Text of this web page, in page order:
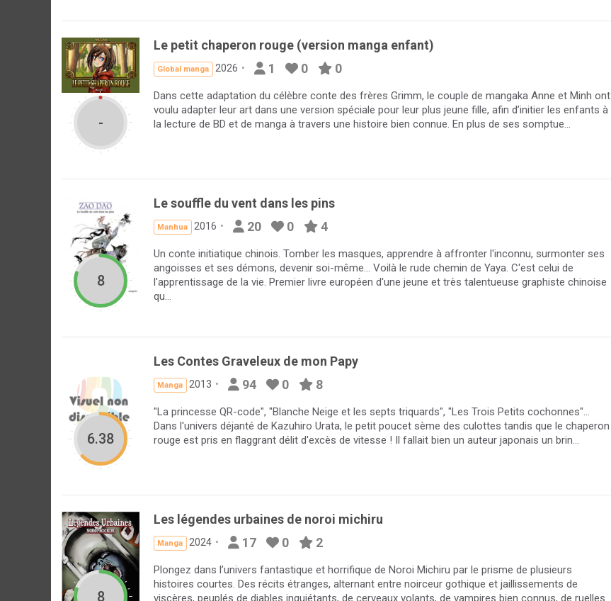
-
Le petit chaperon rouge (version manga enfant)
Global manga 2026 1 0 0
Dans cette adaptation du célèbre conte des frères Grimm, le couple de mangaka Anne et Minh ont
voulu adapter leur art dans une version spéciale pour leur plus jeune fille, afin d’initier les enfants à
la lecture de BD et de manga à travers une histoire bien connue. En plus de ses somptue...
8
Le souffle du vent dans les pins
Manhua 2016 20 0 4
Un conte initiatique chinois. Tomber les masques, apprendre à affronter l'inconnu, surmonter ses
angoisses et ses démons, devenir soi-même... Voilà le rude chemin de Yaya. C'est celui de
l'apprentissage de la vie. Premier livre européen d'une jeune et très talentueuse graphiste chinoise
qu...
6.38
Les Contes Graveleux de mon Papy
Manga 2013 94 0 8
"La princesse QR-code", "Blanche Neige et les septs triquards", "Les Trois Petits cochonnes"…
Dans l'univers déjanté de Kazuhiro Urata, le petit poucet sème des culottes tandis que le chaperon
rouge est pris en flaggrant délit d'excès de vitesse ! Il fallait bien un auteur japonais un brin...
8
Les légendes urbaines de noroi michiru
Manga 2024 17 0 2
Plongez dans l’univers fantastique et horrifique de Noroi Michiru par le prisme de plusieurs
histoires courtes. Des récits étranges, alternant entre noirceur gothique et jaillissements de
viscères, peuplés de diables inquiétants, de cerveaux volants, de vampires bien connus, de ruelles